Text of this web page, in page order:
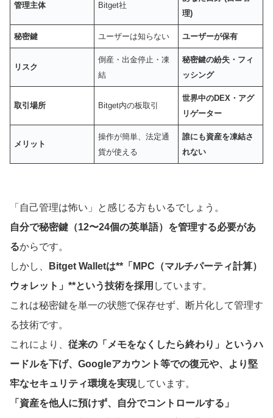
管理主体 Bitget社
理)
秘密鍵 ユーザーは知らない ユーザーが保有
リスク
倒産・出金停止・凍
結
秘密鍵の紛失・フィ
ッシング
取引場所 Bitget内の板取引
世界中のDEX・アグ
リゲーター
メリット
操作が簡単、法定通
貨が使える
誰にも資産を凍結さ
れない
「自己管理は怖い」と感じる方もいるでしょう。
自分で秘密鍵（12〜24個の英単語）を管理する必要があ
るからです。
しかし、
Bitget Walletは**「MPC（マルチパーティ計算）
ウォレット」**という技術を採用 しています。
これは秘密鍵を単一の状態で保存せず、断片化して管理す
る技術です。
これにより、 従来の「メモをなくしたら終わり」というハ
ードルを下げ、Googleアカウント等での復元や、より堅
牢なセキュリティ環境を実現しています。
「資産を他人に預けず、自分でコントロールする」